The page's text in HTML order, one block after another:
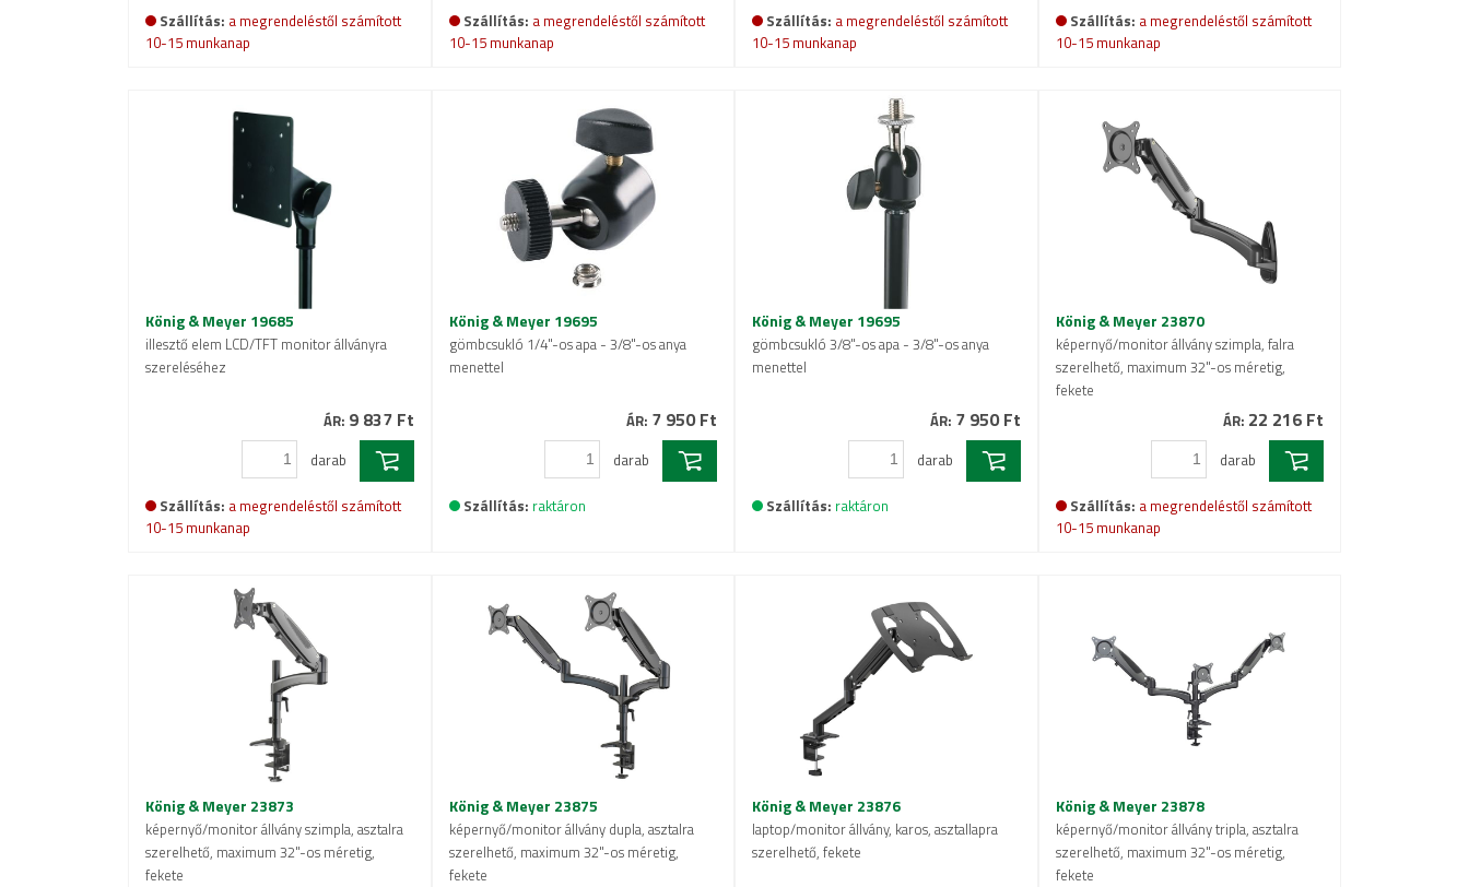
Szállítás: a megrendeléstől számított
10-15 munkanap
Szállítás: a megrendeléstől számított
10-15 munkanap
Szállítás: a megrendeléstől számított
10-15 munkanap
Szállítás: a megrendeléstől számított
10-15 munkanap
König & Meyer 19685
illesztő elem LCD/TFT monitor állványra
szereléséhez
ÁR: 9 837 Ft
darab
Szállítás: a megrendeléstől számított
10-15 munkanap
König & Meyer 19695
gömbcsukló 1/4"-os apa - 3/8"-os anya
menettel
ÁR: 7 950 Ft
darab
Szállítás: raktáron
König & Meyer 19695
gömbcsukló 3/8"-os apa - 3/8"-os anya
menettel
ÁR: 7 950 Ft
darab
Szállítás: raktáron
König & Meyer 23870
képernyő/monitor állvány szimpla, falra
szerelhető, maximum 32"-os méretig,
fekete
ÁR: 22 216 Ft
darab
Szállítás: a megrendeléstől számított
10-15 munkanap
König & Meyer 23873
képernyő/monitor állvány szimpla, asztalra
szerelhető, maximum 32"-os méretig,
fekete
König & Meyer 23875
képernyő/monitor állvány dupla, asztalra
szerelhető, maximum 32"-os méretig,
fekete
König & Meyer 23876
laptop/monitor állvány, karos, asztallapra
szerelhető, fekete
König & Meyer 23878
képernyő/monitor állvány tripla, asztalra
szerelhető, maximum 32"-os méretig,
fekete